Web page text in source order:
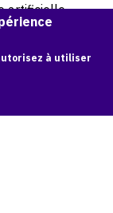
artificielle
à utiliser